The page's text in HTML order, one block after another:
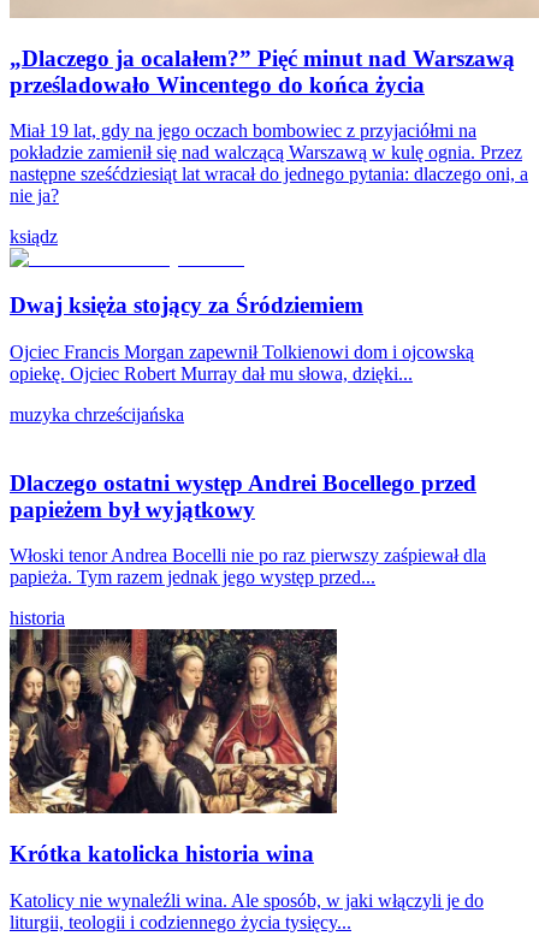
„Dlaczego ja ocalałem?” Pięć minut nad Warszawą
prześladowało Wincentego do końca życia
Miał 19 lat, gdy na jego oczach bombowiec z przyjaciółmi na
pokładzie zamienił się nad walczącą Warszawą w kulę ognia. Przez
następne sześćdziesiąt lat wracał do jednego pytania: dlaczego oni, a
nie ja?
ksiądz
Dwaj księża stojący za Śródziemiem
Ojciec Francis Morgan zapewnił Tolkienowi dom i ojcowską
opiekę. Ojciec Robert Murray dał mu słowa, dzięki...
muzyka chrześcijańska
Dlaczego ostatni występ Andrei Bocellego przed
papieżem był wyjątkowy
Włoski tenor Andrea Bocelli nie po raz pierwszy zaśpiewał dla
papieża. Tym razem jednak jego występ przed...
historia
Krótka katolicka historia wina
Katolicy nie wynaleźli wina. Ale sposób, w jaki włączyli je do
liturgii, teologii i codziennego życia tysięcy...